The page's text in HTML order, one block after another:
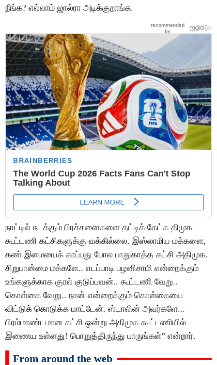
நீங்க? எல்லாம் ஜால்ரா அடிக்குறாங்க.
நாட்டில் நடக்கும் பிரச்சனைகளை தட்டிக் கேட்க திமுக
கூட்டணி கட்சிகளுக்கு வக்கில்லை. இஸ்லாமிய மக்களை,
கண் இமையைக் காப்பது போல பாதுகாத்த கட்சி அதிமுக.
சிறுபான்மை மக்களே.. எடப்பாடி பழனிசாமி என்றைக்கும்
உங்களுக்காக குரல் குடுப்பவன்.. கூட்டணி வேறு..
கொள்கை வேறு.. நான் என்றைக்கும் கொள்கையை
விட்டுக் கொடுக்க மாட்டேன். ஸ்டாலின் அவர்களே...
பிரம்மாண்டமான கட்சி ஒன்று அதிமுக கூட்டணியில்
இணைய உள்ளது! பொறுத்திருந்து பாருங்கள்” என்றார்.
From around the web